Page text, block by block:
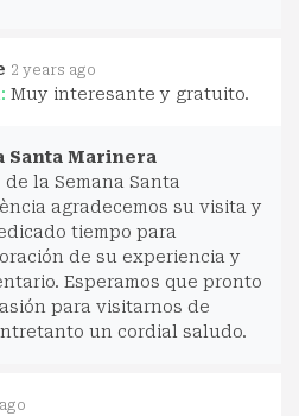
2 years ago
Muy interesante y gratuito.
Santa Marinera
la Semana Santa
agradecemos su visita y
tiempo para
de su experiencia y
Esperamos que pronto
para visitarnos de
un cordial saludo.